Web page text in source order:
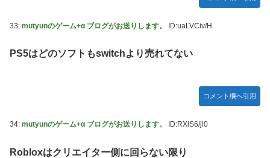
33: mutyunのゲーム+α ブログがお送りします。 ID:uaLVCiv/H
PS5はどのソフトもswitchより売れてない
コメント欄へ引用
34: mutyunのゲーム+α ブログがお送りします。 ID:RXlS6/jl0
Robloxはクリエイター側に回らない限り